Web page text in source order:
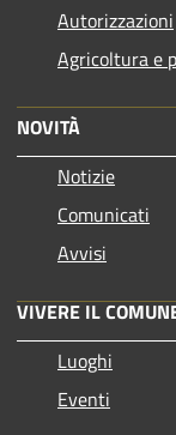
Autorizzazioni
Agricoltura e
NOVITÀ
Notizie
Comunicati
Avvisi
VIVERE IL
Luoghi
Eventi